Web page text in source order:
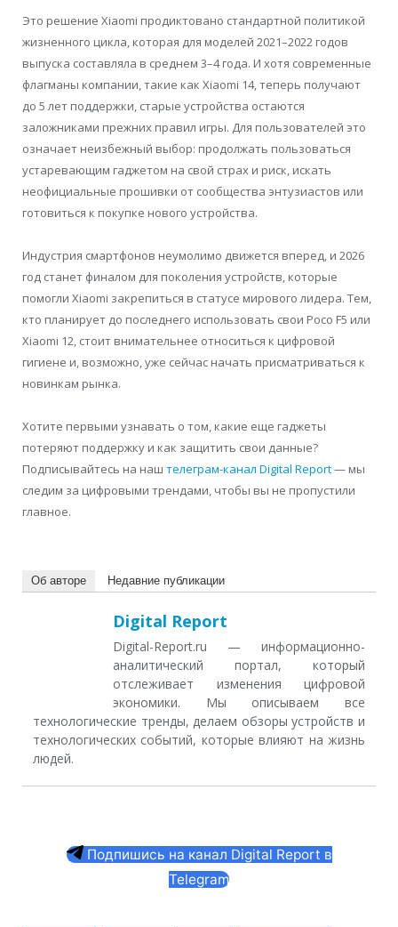
Это решение Xiaomi продиктовано стандартной политикой
жизненного цикла, которая для моделей 2021–2022 годов
выпуска составляла в среднем 3–4 года. И хотя современные
флагманы компании, такие как Xiaomi 14, теперь получают
до 5 лет поддержки, старые устройства остаются
заложниками прежних правил игры. Для пользователей это
означает неизбежный выбор: продолжать пользоваться
устаревающим гаджетом на свой страх и риск, искать
неофициальные прошивки от сообщества энтузиастов или
готовиться к покупке нового устройства.
Индустрия смартфонов неумолимо движется вперед, и 2026
год станет финалом для поколения устройств, которые
помогли Xiaomi закрепиться в статусе мирового лидера. Тем,
кто планирует до последнего использовать свои Poco F5 или
Xiaomi 12, стоит внимательнее относиться к цифровой
гигиене и, возможно, уже сейчас начать присматриваться к
новинкам рынка.
Хотите первыми узнавать о том, какие еще гаджеты
потеряют поддержку и как защитить свои данные?
Подписывайтесь на наш телеграм-канал Digital Report— мы
следим за цифровыми трендами, чтобы вы не пропустили
главное.
Об авторе Недавние публикации
Digital Report
Digital-Report.ru — информационно-
аналитический портал, который
отслеживает изменения цифровой
экономики. Мы описываем все
технологические тренды, делаем обзоры устройств и
технологических событий, которые влияют на жизнь
людей.
Подпишись на канал Digital Report в
Telegram